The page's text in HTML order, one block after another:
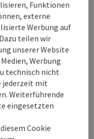
Funktionen
externe
Werbung auf
teilen wir
unserer Website
Werbung
technisch nicht
jederzeit mit
Weiterführende
eingesetzten
Cookie